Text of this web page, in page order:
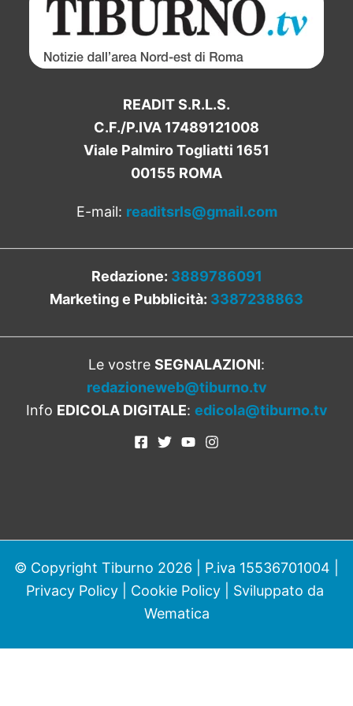
READIT S.R.L.S.
C.F./P.IVA 17489121008
Viale Palmiro Togliatti 1651
00155 ROMA
E-mail: readitsrls@gmail.com
Redazione: 3889786091
Marketing e Pubblicità: 3387238863
Le vostre SEGNALAZIONI:
redazioneweb@tiburno.tv
Info EDICOLA DIGITALE: edicola@tiburno.tv
© Copyright Tiburno 2026 | P.iva 15536701004 |
Privacy Policy| Cookie Policy| Sviluppato da
Wematica